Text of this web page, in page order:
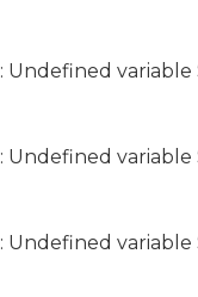
: Undefined
: Undefined
: Undefined